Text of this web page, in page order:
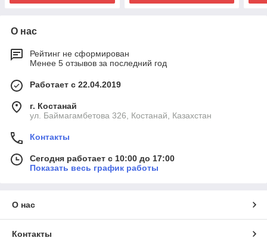
О нас
Рейтинг не сформирован
Менее 5 отзывов за последний год
Работает с 22.04.2019
г. Костанай
ул. Баймагамбетова 326, Костанай, Казахстан
Контакты
Сегодня работает с 10:00 до 17:00
Показать весь график работы
О нас
Контакты